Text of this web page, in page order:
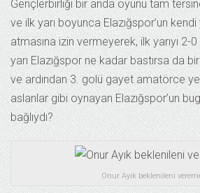
Gençlerbirliği bir anda oyunu tam
ve ilk yarı boyunca Elazığspor’un kendi
atmasına izin vermeyerek, ilk yarıyı 2-
yarı Elazığspor ne kadar bastırsa da
ve ardından 3. golü gayet amatörce
aslanlar gibi oynayan Elazığspor’un
bağlıydı?
Onur Ayık beklenileni